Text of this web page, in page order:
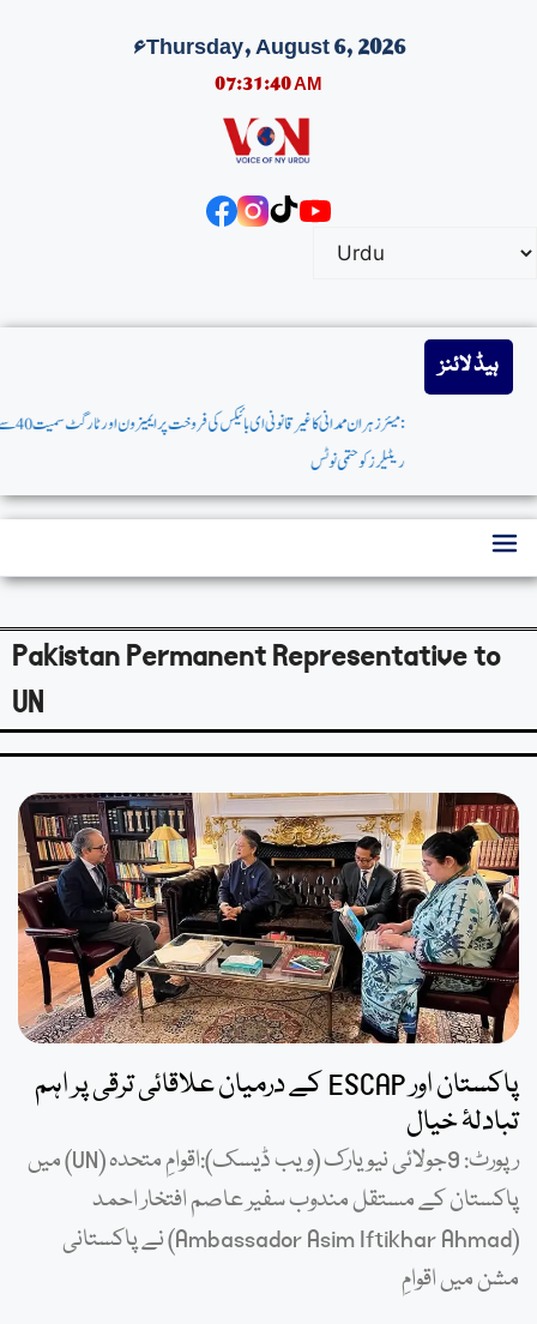
Thursday, August 6, 2026ء
07:31:41 AM
ہیڈ لائنز
: میئر زہران ممدانی کاغیرقانونی ای بائیکس کی فروخت پرایمیزون اورٹارگٹ سمیت 40 سےزائد بڑے
ریٹیلرزکوحتمی نوٹس
Pakistan Permanent Representative to
UN
پاکستان اور ESCAP کے درمیان علاقائی ترقی پر اہم
تبادلۂ خیال
رپورٹ: 9جولائی نیویارک (ویب ڈیسک):اقوامِ متحدہ (UN) میں
پاکستان کے مستقل مندوب سفیر عاصم افتخار احمد
(Ambassador Asim Iftikhar Ahmad) نے پاکستانی
مشن میں اقوامِ